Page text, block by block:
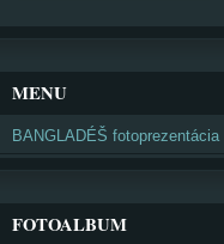
MENU
BANGLADÉŠ fotoprezentácia
FOTOALBUM